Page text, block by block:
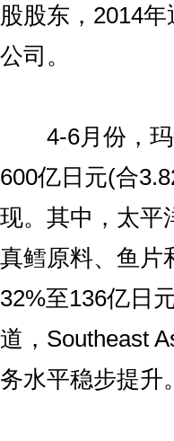
股股东，2014
公司。
4-6月份，玛
600亿日元(合
现。其中，太平
真鳕原料、鱼片
32%至136亿日
道，Southeast
务水平稳步提升。